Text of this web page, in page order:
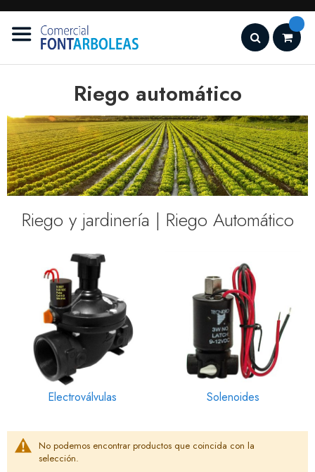
al
contenido
Search
Riego automático
Riego y jardinería | Riego Automático
Electroválvulas Solenoides
No podemos encontrar productos que coincida con la
selección.